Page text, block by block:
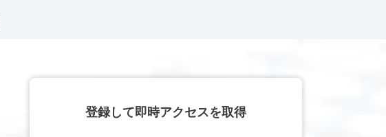
登録して即時アクセスを取得